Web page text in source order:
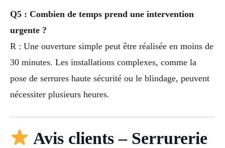
Q5 : Combien de temps prend une intervention
urgente ?
R : Une ouverture simple peut être réalisée en moins de
30 minutes. Les installations complexes, comme la
pose de serrures haute sécurité ou le blindage, peuvent
nécessiter plusieurs heures.
Avis clients – Serrurerie